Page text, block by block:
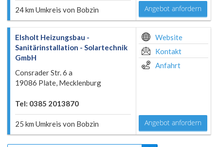
24 km Umkreis von Bobzin Angebot anfordern
Elsholt Heizungsbau -
Sanitärinstallation - Solartechnik
GmbH
Consrader Str. 6 a
19086 Plate, Mecklenburg
Tel: 0385 2013870
25 km Umkreis von Bobzin
Website
Kontakt
Anfahrt
Angebot anfordern